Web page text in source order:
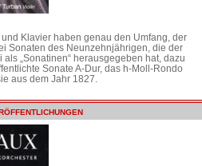
Klavier haben genau den Umfang, der
Sonaten des Neunzehnjährigen, die der
„Sonatinen“ herausgegeben hat, dazu
Sonate A-Dur, das h-Moll-Rondo
aus dem Jahr 1827.